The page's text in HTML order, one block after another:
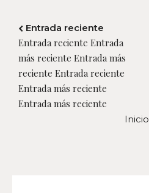
Entrada reciente
Entrada reciente Entrada
más reciente Entrada más
reciente Entrada reciente
Entrada más reciente
Entrada más reciente
Inicio